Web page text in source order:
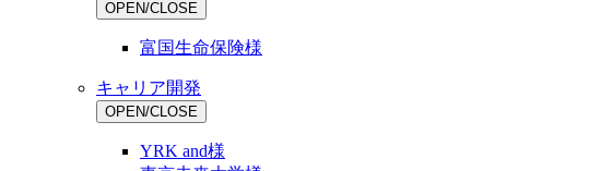
OPEN/CLOSE
富国生命保険様
キャリア開発
OPEN/CLOSE
YRK and様